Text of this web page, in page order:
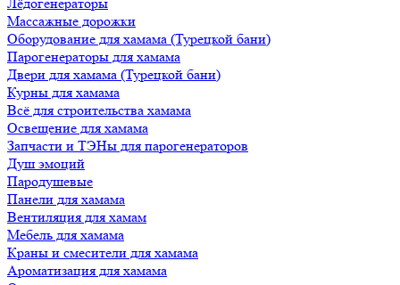
Массажные дорожки
Оборудование для хамама (Турецкой бани)
Парогенераторы для хамама
Двери для хамама (Турецкой бани)
Курны для хамама
Всё для строительства хамама
Освещение для хамама
Запчасти и ТЭНы для парогенераторов
Душ эмоций
Пародушевые
Панели для хамама
Вентиляция для хамам
Мебель для хамама
Краны и смесители для хамама
Ароматизация для хамама